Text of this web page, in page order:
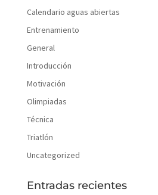
Calendario aguas abiertas
Entrenamiento
General
Introducción
Motivación
Olimpiadas
Técnica
Triatlón
Uncategorized
Entradas recientes